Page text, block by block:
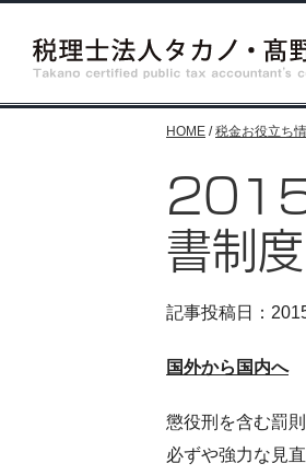
HOME /税金お役立ち
2015
書制度
記事投稿日：
国外から国内へ
懲役刑を含む罰則
必ずや強力な見